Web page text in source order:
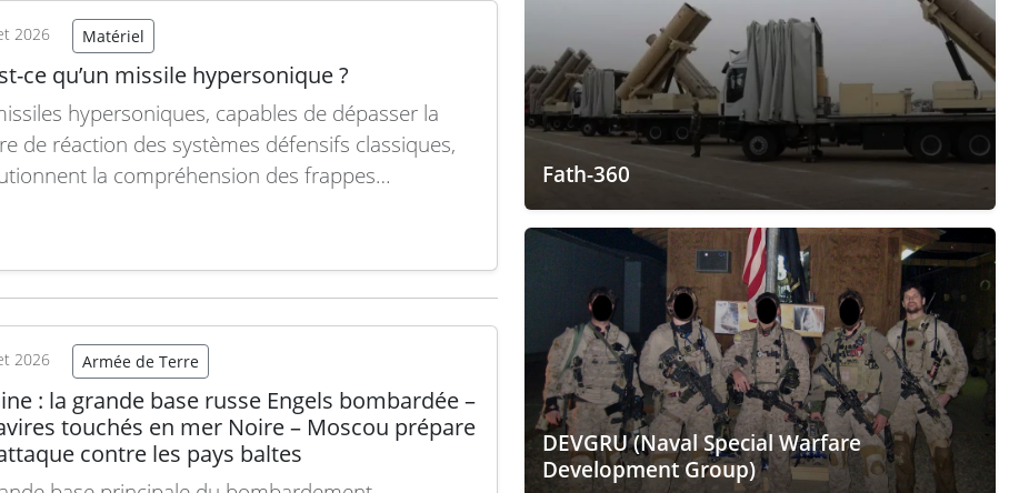
douanières et d’autres…
2026 Matériel
ce qu’un missile hypersonique ?
hypersoniques, capables de dépasser la
de réaction des systèmes défensifs classiques,
la compréhension des frappes
de décision tout en restant difficiles à détecter,
ou intercepter. Ces missiles…Lire la suite
2026 Armée de Terre
: la grande base russe Engels bombardée –
touchés en mer Noire – Moscou prépare
contre les pays baltes
Fath-360
DEVGRU (Naval Special Warfare
Development Group)